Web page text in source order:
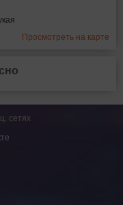
Просмотреть на карте
сетях